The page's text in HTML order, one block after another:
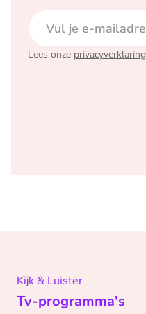
Lees onze privacyverklaring
Kijk & Luister
Tv-programma's